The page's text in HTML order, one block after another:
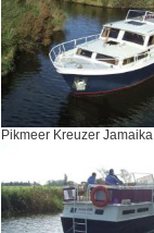
Pikmeer Kreuzer Jamaika